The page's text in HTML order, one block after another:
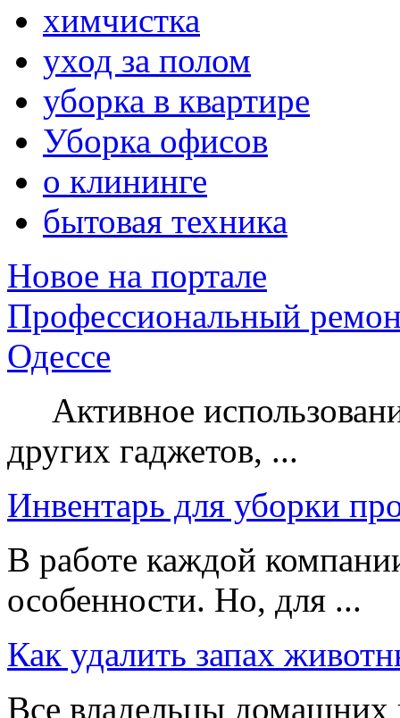
химчистка
уход за полом
уборка в квартире
Уборка офисов
о клининге
бытовая техника
Новое на портале
Профессиональный
Одессе
Активное
других гаджетов, ...
Инвентарь для уборки
В работе каждой
особенности. Но, для ...
Как удалить запах
Все владельцы домашних